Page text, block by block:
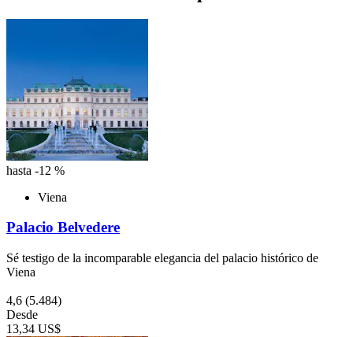
hasta -12 %
Viena
Palacio Belvedere
Sé testigo de la incomparable elegancia del palacio histórico de
Viena
4,6 (5.484)
Desde
13,34 US$